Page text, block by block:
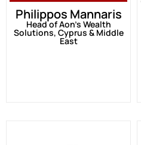
Philippos Mannaris
Head of Aon’s Wealth
Solutions, Cyprus & Middle
East